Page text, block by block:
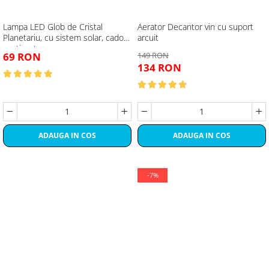
Lampa LED Glob de Cristal
Planetariu, cu sistem solar, cadou
captivant
69 RON
ADAUGA IN COS
Aerator Decantor vin cu suport
arcuit
149 RON
134 RON
ADAUGA IN COS
-7%